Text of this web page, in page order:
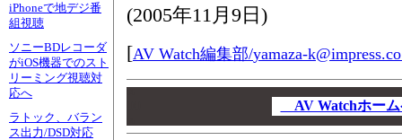
iPhoneで地デジ番
組視聴
ソニーBDレコーダ
がiOS機器でのスト
リーミング視聴対
応へ
ラトック、バラン
ス出力/DSD対応
(2005年11月9日 )
[AV Watch編集部/yamaza-
AV Watchホー